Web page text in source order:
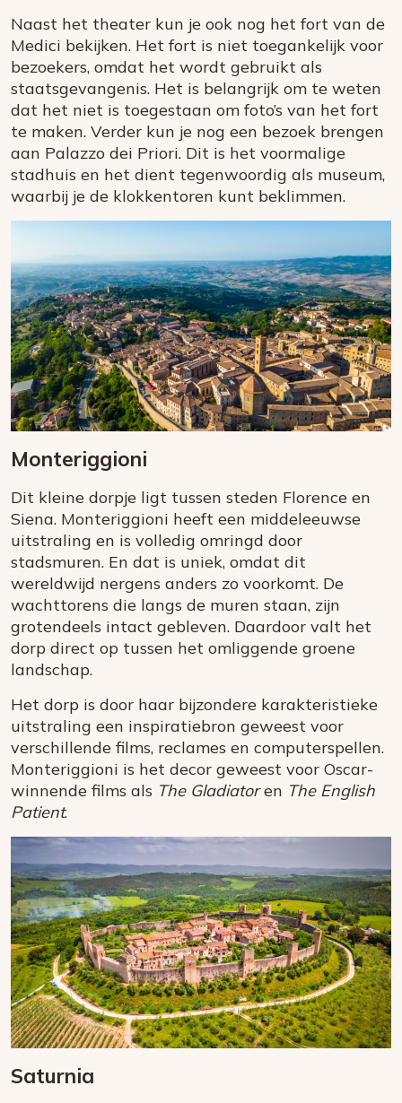
Naast het theater kun je ook nog het fort van de
Medici bekijken. Het fort is niet toegankelijk voor
bezoekers, omdat het wordt gebruikt als
staatsgevangenis. Het is belangrijk om te weten
dat het niet is toegestaan om foto’s van het fort
te maken. Verder kun je nog een bezoek brengen
aan Palazzo dei Priori. Dit is het voormalige
stadhuis en het dient tegenwoordig als museum,
waarbij je de klokkentoren kunt beklimmen.
Monteriggioni
Dit kleine dorpje ligt tussen steden Florence en
Siena. Monteriggioni heeft een middeleeuwse
uitstraling en is volledig omringd door
stadsmuren. En dat is uniek, omdat dit
wereldwijd nergens anders zo voorkomt. De
wachttorens die langs de muren staan, zijn
grotendeels intact gebleven. Daardoor valt het
dorp direct op tussen het omliggende groene
landschap.
Het dorp is door haar bijzondere karakteristieke
uitstraling een inspiratiebron geweest voor
verschillende films, reclames en computerspellen.
Monteriggioni is het decor geweest voor Oscar-
winnende films als The Gladiatoren The English
Patient.
Saturnia